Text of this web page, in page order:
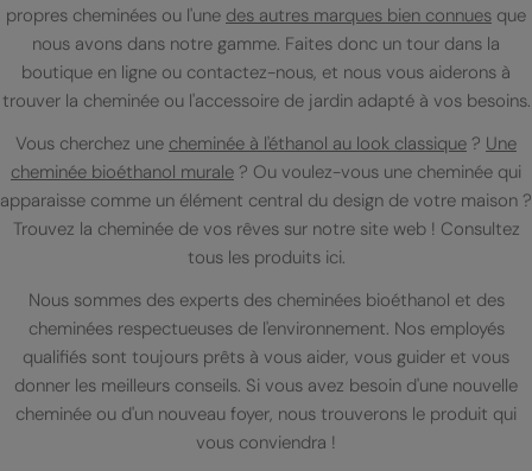
propres cheminées ou l'une des autres marques bien connues que
nous avons dans notre gamme. Faites donc un tour dans la
boutique en ligne ou contactez-nous, et nous vous aiderons à
trouver la cheminée ou l'accessoire de jardin adapté à vos besoins.
Vous cherchez une cheminée à l'éthanol au look classique ? Une
cheminée bioéthanol murale ? Ou voulez-vous une cheminée qui
apparaisse comme un élément central du design de votre maison ?
Trouvez la cheminée de vos rêves sur notre site web ! Consultez
tous les produits ici.
Nous sommes des experts des cheminées bioéthanol et des
cheminées respectueuses de l'environnement. Nos employés
qualifiés sont toujours prêts à vous aider, vous guider et vous
donner les meilleurs conseils. Si vous avez besoin d'une nouvelle
cheminée ou d'un nouveau foyer, nous trouverons le produit qui
vous conviendra !